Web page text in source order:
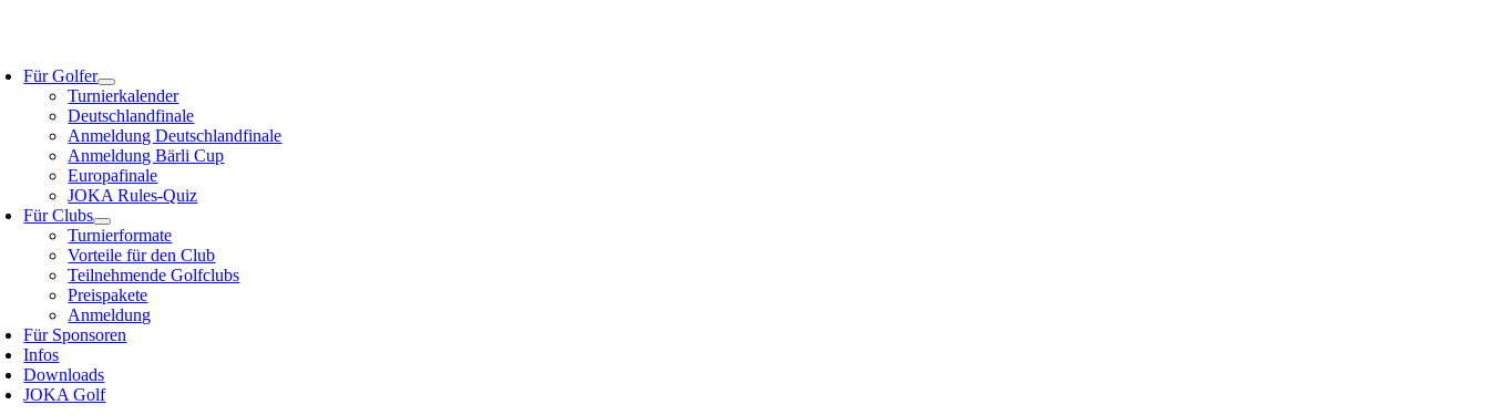
Für Golfer
Turnierkalender
Deutschlandfinale
Anmeldung Deutschlandfinale
Anmeldung Bärli Cup
Europafinale
JOKA Rules-Quiz
Für Clubs
Turnierformate
Vorteile für den Club
Teilnehmende Golfclubs
Preispakete
Anmeldung
Für Sponsoren
Infos
Downloads
JOKA Golf